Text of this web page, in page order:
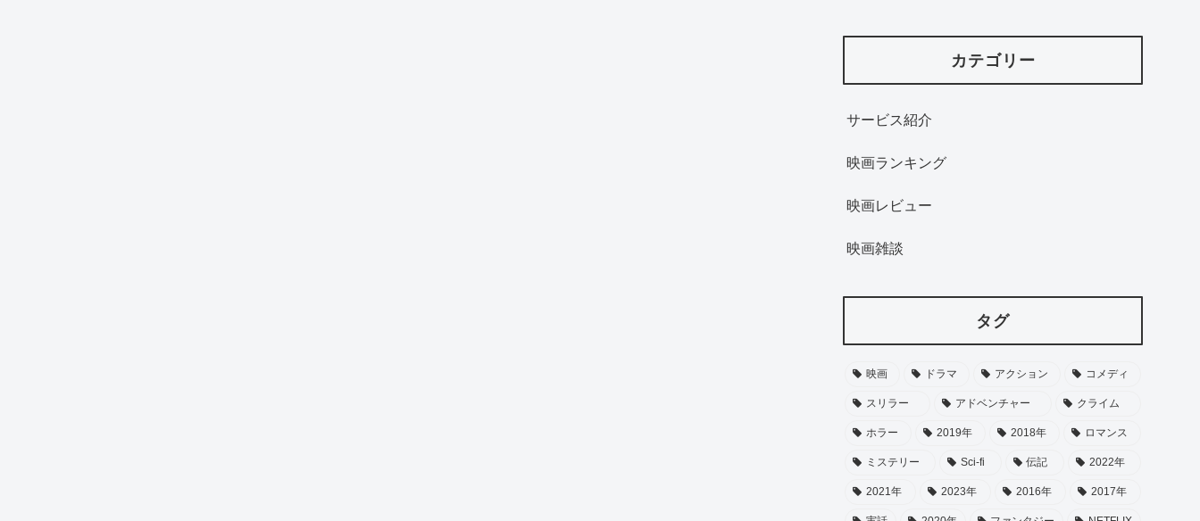
カテゴリー
サービス紹介
映画ランキング
映画レビュー
映画雑談
タグ
映画 ドラマ アクション コメディ
スリラー アドベンチャー クライム
ホラー 2019年 2018年 ロマンス
ミステリー Sci-fi 伝記 2022年
2021年 2023年 2016年 2017年